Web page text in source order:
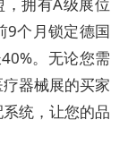
9个月锁定德国
。无论您需
器械展的买家
统，让您的品